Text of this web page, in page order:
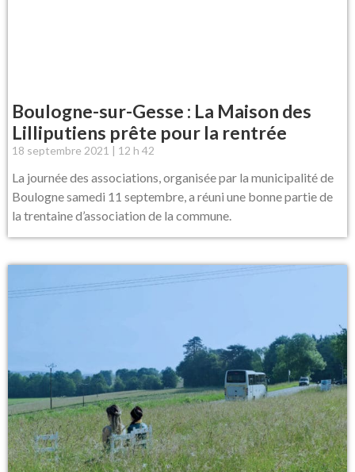
Boulogne-sur-Gesse : La Maison des
Lilliputiens prête pour la rentrée
18 septembre 2021 12 h 42
La journée des associations, organisée par la municipalité de
Boulogne samedi 11 septembre, a réuni une bonne partie de
la trentaine d’association de la commune.